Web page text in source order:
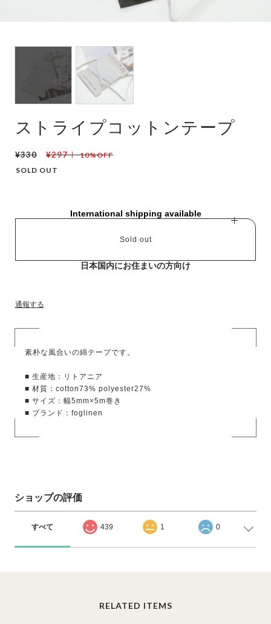
ストライプコットンテープ
¥330 ¥297
10%OFF
SOLD OUT
International shipping available
Sold out
日本国内にお住まいの方向け
通報する
素朴な風合いの綿テープです。
■ 生産地：リトアニア
■ 材質：cotton73% polyester27%
■ サイズ：幅5mm×5m巻き
■ ブランド：foglinen
ショップの評価
すべて 439 1 0
RELATED ITEMS